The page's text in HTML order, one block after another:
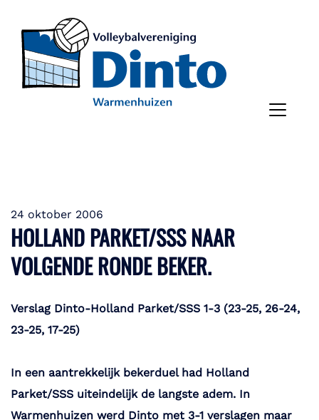
24 oktober 2006
HOLLAND PARKET/SSS NAAR
VOLGENDE RONDE BEKER.
Verslag Dinto-Holland Parket/SSS 1-3 (23-25, 26-24,
23-25, 17-25)
In een aantrekkelijk bekerduel had Holland
Parket/SSS uiteindelijk de langste adem. In
Warmenhuizen werd Dinto met 3-1 verslagen maar